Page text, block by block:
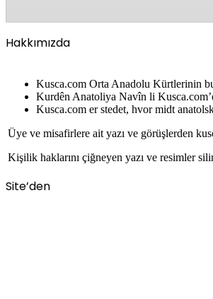
Hakkımızda
Kusca.com Orta Anadolu Kürtlerinin
Kurdên Anatoliya Navîn li
Kusca.com er stedet, hvor midt
Üye ve misafirlere ait yazı ve görüşlerden
Kişilik haklarını çiğneyen yazı ve resimler
Site’den